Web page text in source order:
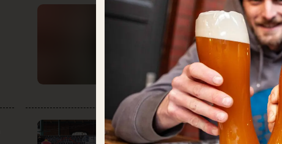
MARKTLOKAL
DO: 18:00 – 00:00
Gastronomie
MONSIEUR